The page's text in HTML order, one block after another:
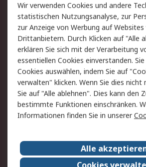
Rücksendungen
Hilfe
Rechtliches
AGB
Cookie-Richtlinie
Copyright/Impressum
RS
Karriere bei RS
Wir verwenden Cookies und andere
statistischen Nutzungsanalyse, zur
zur Anzeige von Werbung auf Websites
Drittanbietern. Durch Klicken auf "Alle
erklären Sie sich mit der Verarbeitung
essentiellen Cookies einverstanden.
Cookies auswählen, indem Sie auf
verwalten" klicken. Wenn Sie dies nicht
Sie auf "Alle ablehnen". Dies kann den
bestimmte Funktionen einschränken.
Informationen finden Sie in unserer
Alle